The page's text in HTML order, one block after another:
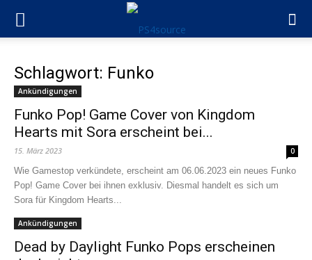
Schlagwort: Funko
Ankündigungen
Funko Pop! Game Cover von Kingdom
Hearts mit Sora erscheint bei...
15. März 2023 0
Wie Gamestop verkündete, erscheint am 06.06.2023 ein neues Funko
Pop! Game Cover bei ihnen exklusiv. Diesmal handelt es sich um
Sora für Kingdom Hearts...
Ankündigungen
Dead by Daylight Funko Pops erscheinen